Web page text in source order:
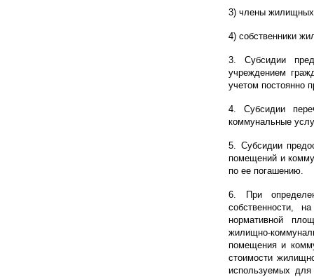
3) члены жилищных
4) собственники
3. Субсидии
учреждением
учетом постоянно
4. Субсидии
коммунальные
5. Субсидии
помещений и
по ее погашению.
6. При
собственности,
нормативной
жилищно-
помещения и
стоимости
используемых